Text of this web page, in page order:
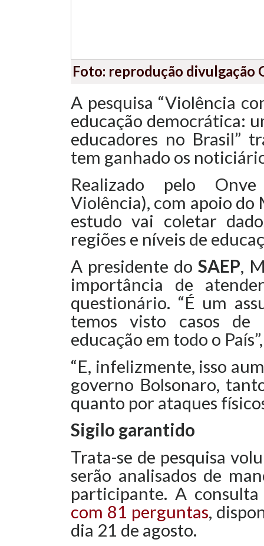
Foto: reprodução divulgação
A pesquisa “Violência
educação democrática:
educadores no Brasil”
tem ganhado os
Realizado pelo
Violência), com apoio do
estudo vai coletar
regiões e níveis de
A presidente do SAEP,
importância de
questionário. “É um
temos visto casos de
educação em todo o
“E, infelizmente, isso
governo Bolsonaro,
quanto por ataques
Sigilo garantido
Trata-se de pesquisa
serão analisados de
participante. A
com 81 perguntas,
dia 21 de agosto.